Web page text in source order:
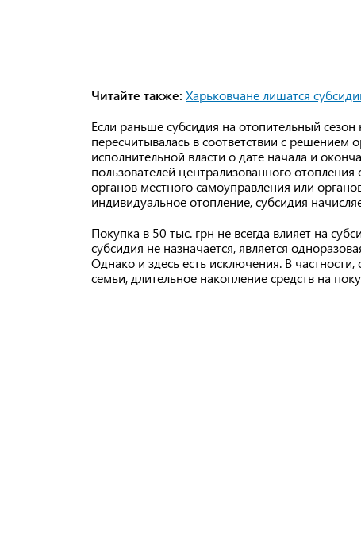
Читайте также: Харьковчане лишатся
Если раньше субсидия на отопительный
пересчитывалась в соответствии с решением
исполнительной власти о дате начала и
пользователей централизованного
органов местного самоуправления или
индивидуальное отопление, субсидия
Покупка в 50 тыс. грн не всегда влияет на
субсидия не назначается, является
Однако и здесь есть исключения. В
семьи, длительное накопление средств на